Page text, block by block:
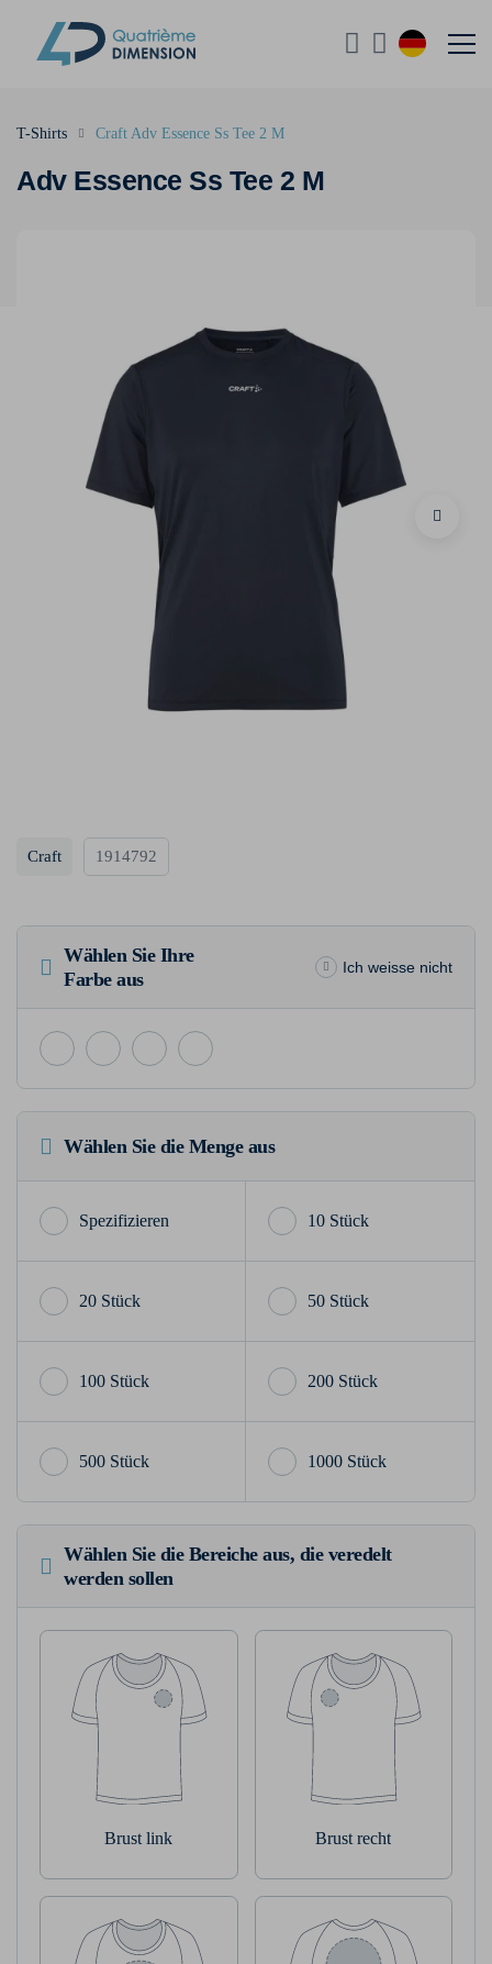
Adv Essence Ss Tee 2 M
T-Shirts Craft Adv Essence Ss Tee 2 M
Craft 1914792
Wählen Sie Ihre
Farbe aus
Ich weisse nicht
Wählen Sie die Menge aus
10 Stück
20 Stück 50 Stück
100 Stück 200 Stück
500 Stück 1000 Stück
Wählen Sie die Bereiche aus, die veredelt
werden sollen
Brust link Brust recht